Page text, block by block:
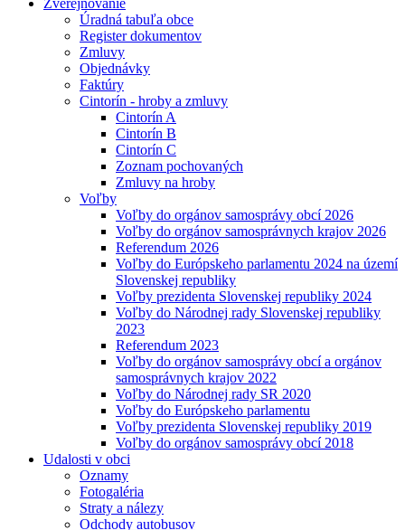
Zverejňovanie
Úradná tabuľa obce
Register dokumentov
Zmluvy
Objednávky
Faktúry
Cintorín - hroby a zmluvy
Cintorín A
Cintorín B
Cintorín C
Zoznam pochovaných
Zmluvy na hroby
Voľby
Voľby do orgánov samosprávy obcí 2026
Voľby do orgánov samosprávnych krajov 2026
Referendum 2026
Voľby do Európskeho parlamentu 2024 na území
Slovenskej republiky
Voľby prezidenta Slovenskej republiky 2024
Voľby do Národnej rady Slovenskej republiky
2023
Referendum 2023
Voľby do orgánov samosprávy obcí a orgánov
samosprávnych krajov 2022
Voľby do Národnej rady SR 2020
Voľby do Európskeho parlamentu
Voľby prezidenta Slovenskej republiky 2019
Voľby do orgánov samosprávy obcí 2018
Udalosti v obci
Oznamy
Fotogaléria
Straty a nálezy
Odchody autobusov